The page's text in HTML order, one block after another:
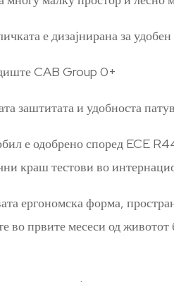
е дизајнирана за удобен
CAB Group 0+
заштитата и удобноста
е одобрено според ECE
краш тестови во
ергономска форма,
во првите месеси од животот